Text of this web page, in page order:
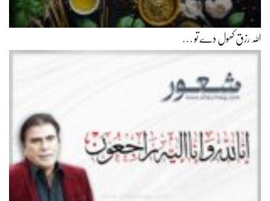
اللہ رزق کھول دے تو …